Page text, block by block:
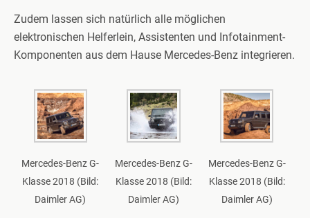
Zudem lassen sich natürlich alle möglichen
elektronischen Helferlein, Assistenten und Infotainment-
Komponenten aus dem Hause Mercedes-Benz integrieren.
Mercedes-Benz G-
Klasse 2018 (Bild:
Daimler AG)
Mercedes-Benz G-
Klasse 2018 (Bild:
Daimler AG)
Mercedes-Benz G-
Klasse 2018 (Bild:
Daimler AG)